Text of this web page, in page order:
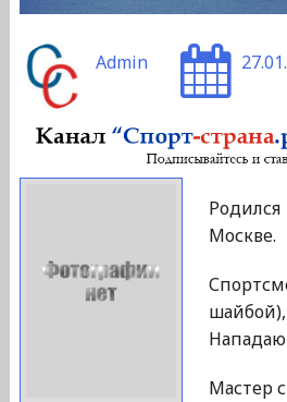
Admin
Москве.
Мастер